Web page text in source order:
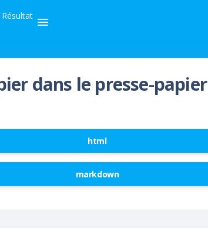
Résultat
dans le presse-papier
html
markdown